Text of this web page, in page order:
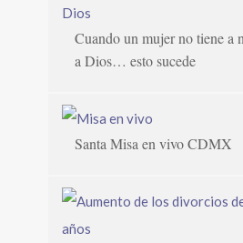
Cuando un mujer no tiene a
a Dios… esto sucede
Santa Misa en vivo CDMX